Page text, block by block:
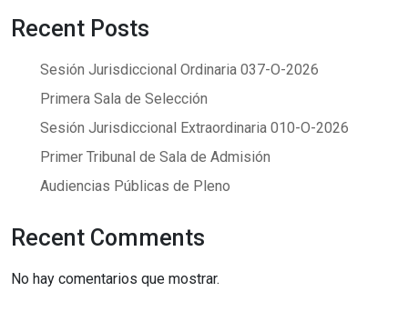
Recent Posts
Sesión Jurisdiccional Ordinaria 037-O-2026
Primera Sala de Selección
Sesión Jurisdiccional Extraordinaria 010-O-2026
Primer Tribunal de Sala de Admisión
Audiencias Públicas de Pleno
Recent Comments
No hay comentarios que mostrar.